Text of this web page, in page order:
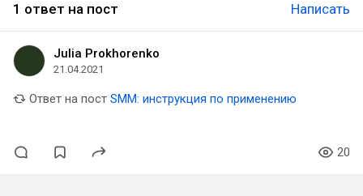
1 ответ на пост Написать
Julia Prokhorenko
21.04.2021
Ответ на пост SMM: инструкция по применению
20